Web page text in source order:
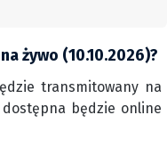
żywo (10.10.2026)?
transmitowany na
będzie online